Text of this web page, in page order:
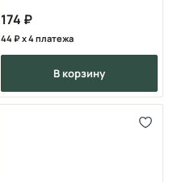
174
44 x 4 платежа
в корзину